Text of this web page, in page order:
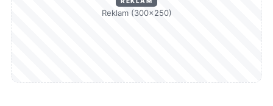
Reklam (300×250)